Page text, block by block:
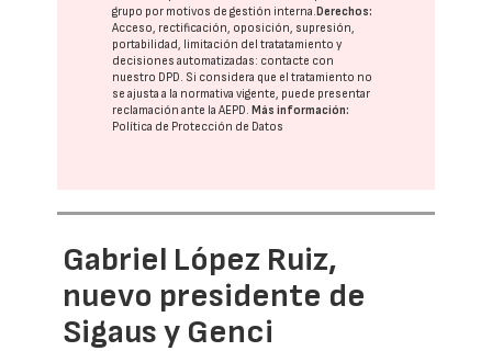
grupo por motivos de gestión interna. Derechos:
Acceso, rectificación, oposición, supresión,
portabilidad, limitación del tratatamiento y
decisiones automatizadas: contacte con
nuestro DPD. Si considera que el tratamiento no
se ajusta a la normativa vigente, puede presentar
reclamación ante laAEPD. Más información:
Política de Protección de Datos
Gabriel López Ruiz,
nuevo presidente de
Sigaus y Genci